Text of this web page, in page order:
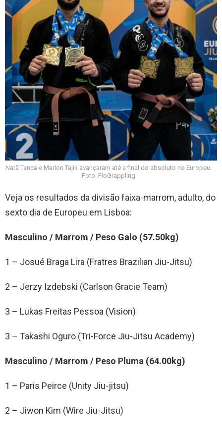
Natã Tenca e Marlon Tajik avançaram até a final do absoluto no Europeu.
Foto: FloGrappling
Veja os resultados da divisão faixa-marrom, adulto, do
sexto dia de Europeu em Lisboa:
Masculino / Marrom / Peso Galo (57.50kg)
1 – Josué Braga Lira (Fratres Brazilian Jiu-Jitsu)
2 – Jerzy Izdebski (Carlson Gracie Team)
3 – Lukas Freitas Pessoa (Vision)
3 – Takashi Oguro (Tri-Force Jiu-Jitsu Academy)
Masculino / Marrom / Peso Pluma (64.00kg)
1 – Paris Peirce (Unity Jiu-jitsu)
2 – Jiwon Kim (Wire Jiu-Jitsu)